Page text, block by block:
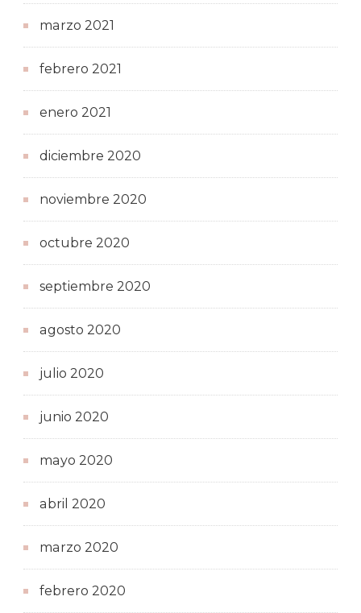
marzo 2021
febrero 2021
enero 2021
diciembre 2020
noviembre 2020
octubre 2020
septiembre 2020
agosto 2020
julio 2020
junio 2020
mayo 2020
abril 2020
marzo 2020
febrero 2020